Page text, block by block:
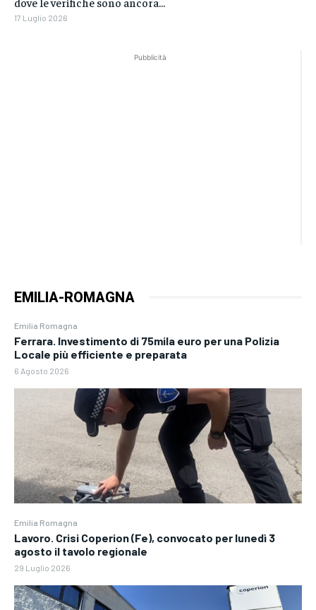
Pubblicità
EMILIA-ROMAGNA
Emilia Romagna
Ferrara. Investimento di 75mila euro per una Polizia
Locale più efficiente e preparata
6 Agosto 2026
Emilia Romagna
Lavoro. Crisi Coperion (Fe), convocato per lunedì 3
agosto il tavolo regionale
29 Luglio 2026
17 Luglio 2026